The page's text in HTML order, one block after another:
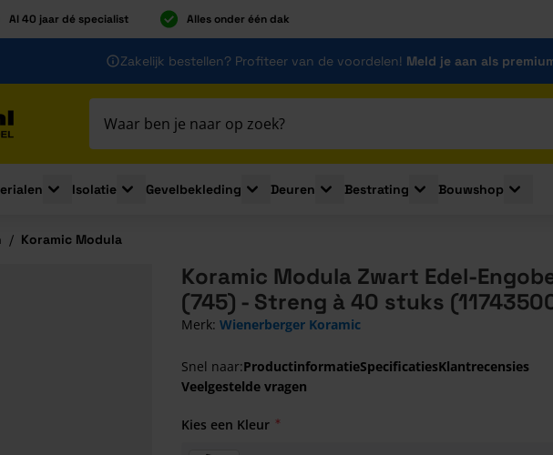
Al 40 jaar dé specialist Alles onder één dak
Zakelijk bestellen? Profiteer van de voordelen! Meld je aan als
for HoutToggle submenu for Plaatmaterialen
Isolatie
Toggle submenu for Isolatie
Gevelbekleding
Toggle submenu for Gevelbekleding
Deuren
Toggle submenu for Deuren
Bestrating
Toggle submenu for
Bouwshop
/ Koramic Modula
Koramic Modula Zwart Edel-
(745) - Streng à 40 stuks
Merk: Wienerberger Koramic
Snel naar:ProductinformatieSpecificatiesKlantrecensies
Veelgestelde vragen
Kies een Kleur